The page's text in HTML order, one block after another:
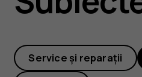
de
stocare
Service și reparații